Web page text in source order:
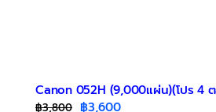
Canon 052H (9,000แผ่น)(โปร 4
฿3,800 Original
฿3,600Current